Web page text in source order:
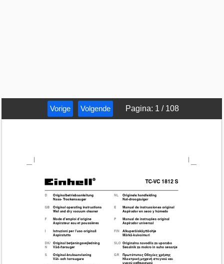
Vorige Volgende Pagina: 1 / 108